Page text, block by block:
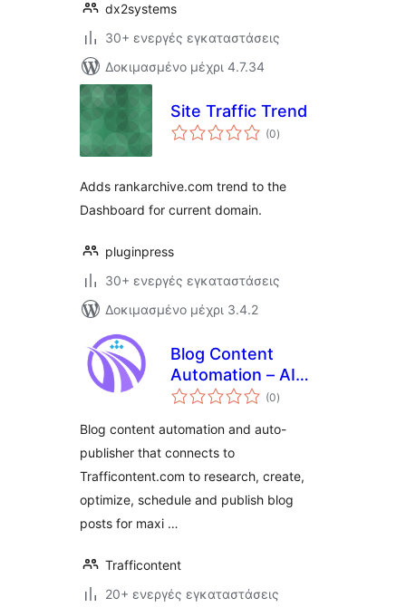
dx2systems
30+ ενεργές εγκαταστάσεις
Δοκιμασμένο μέχρι 4.7.34
Site Traffic Trend
(0αξιολογήσεις
σύνολο
)
Adds rankarchive.com trend to the
Dashboard for current domain.
pluginpress
30+ ενεργές εγκαταστάσεις
Δοκιμασμένο μέχρι 3.4.2
Blog Content
Automation – AI
SEO autopilot for
(0αξιολογήσεις
σύνολο
)
Blog content automation and auto-
publisher that connects to
Trafficontent.com to research, create,
optimize, schedule and publish blog
posts for maxi …
Trafficontent
20+ ενεργές εγκαταστάσεις